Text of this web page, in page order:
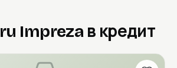
Impreza в кредит